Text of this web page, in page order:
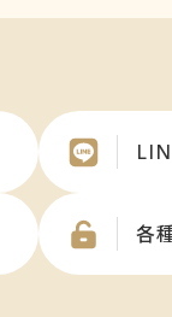
各